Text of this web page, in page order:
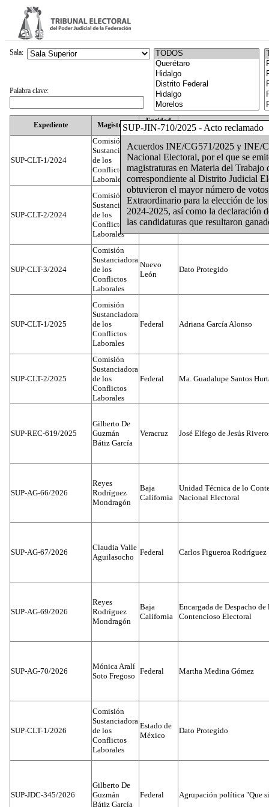
SUP-JIN-710/2025 - Acto reclamado
Acuerdos INE/CG571/2025 y INE/
Nacional Electoral, por el que se
magistraturas en Materia del
correspondiente al Distrito Judicial
obtuvieron el mayor número de
Extraordinario para la elección de
2024-2025, así como la declaración
las candidaturas que resultaron
Expediente Magistrado
Entidad
Federativa
SUP-CLT-1/2024
Comisión
Sustanciadora
de los
Conflictos
Laborales
Federal Juan José Serrato Velasco
SUP-CLT-2/2024
Comisión
Sustanciadora
de los
Conflictos
Laborales
Federal José Luis Muñoz Zambrano
SUP-CLT-3/2024
Comisión
Sustanciadora
de los
Conflictos
Laborales
Nuevo
León
Dato Protegido
SUP-CLT-1/2025
Comisión
Sustanciadora
de los
Conflictos
Laborales
Federal Adriana García Alonso
SUP-CLT-2/2025
Comisión
Sustanciadora
de los
Conflictos
Laborales
Federal Ma. Guadalupe Santos
SUP-REC-619/2025
Gilberto De
Guzmán
Bátiz García
Veracruz José Elfego de Jesús
SUP-AG-66/2026
Reyes
Rodríguez
Mondragón
Baja
California
Unidad Técnica de lo
Nacional Electoral
SUP-AG-67/2026
Claudia Valle
Aguilasocho
Federal Carlos Figueroa Rodríguez
SUP-AG-69/2026
Reyes
Rodríguez
Mondragón
Baja
California
Encargada de Despacho
Contencioso Electoral
SUP-AG-70/2026
Mónica Aralí
Soto Fregoso
Federal Martha Medina Gómez
SUP-CLT-1/2026
Comisión
Sustanciadora
de los
Conflictos
Laborales
Estado de
México
Dato Protegido
SUP-JDC-345/2026
Gilberto De
Guzmán
Bátiz García
Federal Agrupación política "Que
Sala:
Palabra clave: